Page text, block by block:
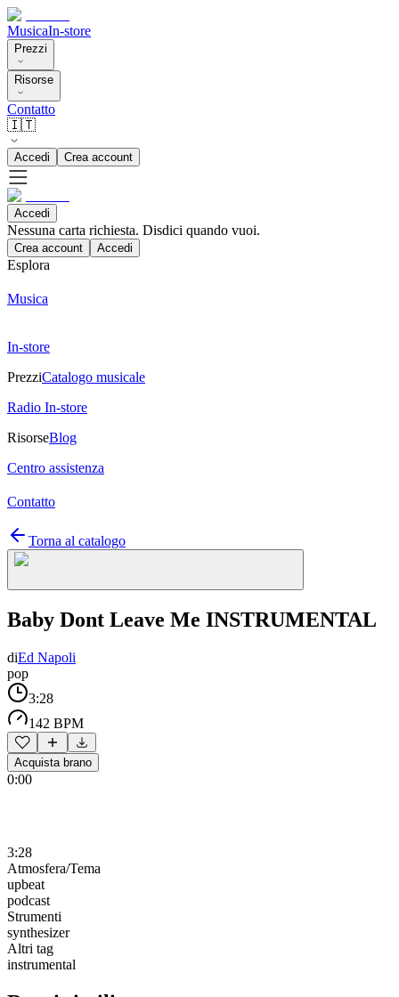
MusicaIn-store
Prezzi
Risorse
Contatto
🇮🇹
Accedi Crea account
Accedi
Nessuna carta richiesta. Disdici quando vuoi.
Crea account Accedi
Esplora
Musica
In-store
PrezziCatalogo musicale
Radio In-store
RisorseBlog
Centro assistenza
Contatto
Torna al catalogo
Baby Dont Leave Me INSTRUMENTAL
diEd Napoli
pop
3:28
142 BPM
Acquista brano
0:00
3:28
Atmosfera/Tema
upbeat
podcast
Strumenti
synthesizer
Altri tag
instrumental